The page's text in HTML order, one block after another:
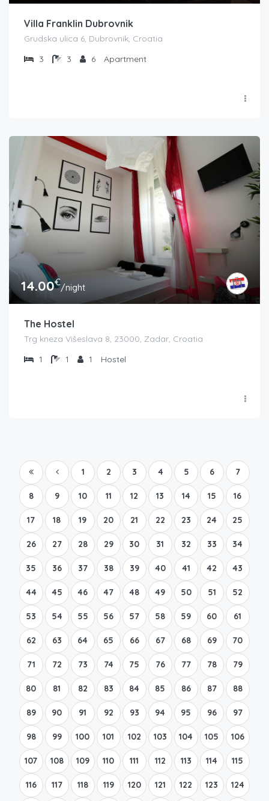
Villa Franklin Dubrovnik
Grudska ulica 6, Dubrovnik, Croatia
3
3 6 Apartment
14.00€/night
The Hostel
Trg kneza Višeslava 8, 23000, Zadar, Croatia
1
1 1 Hostel
1 2 3 4 5 6 7
8 9 10 11 12 13 14 15 16
17 18 19 20 21 22 23 24 25
26 27 28 29 30 31 32 33 34
35 36 37 38 39 40 41 42 43
44 45 46 47 48 49 50 51 52
53 54 55 56 57 58 59 60 61
62 63 64 65 66 67 68 69 70
71 72 73 74 75 76 77 78 79
80 81 82 83 84 85 86 87 88
89 90 91 92 93 94 95 96 97
98 99 100 101 102 103 104 105 106
107 108 109 110 111 112 113 114 115
116 117 118 119 120 121 122 123 124